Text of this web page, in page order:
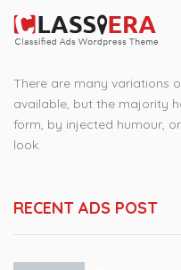
There are many variations
available, but the majority
form, by injected humour,
look.
RECENT ADS POST